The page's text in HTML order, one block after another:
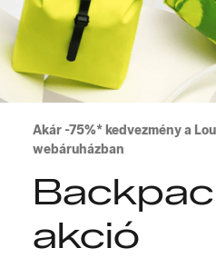
Akár -75%* kedvezmény a
webáruházban
akció